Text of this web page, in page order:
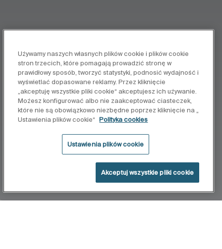
Używamy naszych własnych plików cookie i plików cookie
stron trzecich, które pomagają prowadzić stronę w
prawidłowy sposób, tworzyć statystyki, podnosić wydajność i
wyświetlać dopasowane reklamy. Przez kliknięcie
„akceptuję wszystkie pliki cookie“ akceptujesz ich używanie.
Możesz konfigurować albo nie zaakceptować ciasteczek,
które nie są obowiązkowo niezbędne poprzez kliknięcie na „
Ustawienia plików cookie“
Polityka cookies
Ustawienia plików cookie
Akceptuj wszystkie pliki cookie